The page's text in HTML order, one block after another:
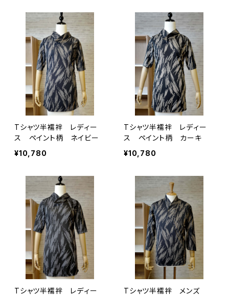
Tシャツ半襦袢 レディー
ス ペイント柄 ネイビー
¥10,780
Tシャツ半襦袢 レディー
ス ペイント柄 カーキ
¥10,780
Tシャツ半襦袢 レディー
Tシャツ半襦袢 メンズ